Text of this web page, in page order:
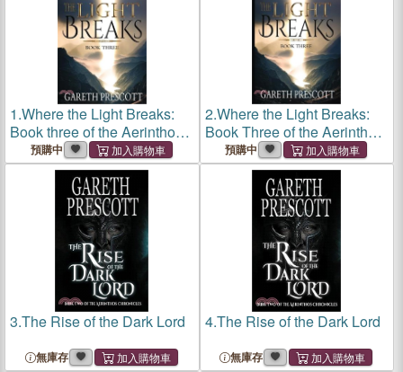
1.Where the Light Breaks:
Book three of the Aerinthos
Chronicles
預購中
2.Where the Light Breaks:
Book Three of the Aerinthos
Chrinicles
預購中
3.The Rise of the Dark Lord
無庫存
4.The Rise of the Dark Lord
無庫存